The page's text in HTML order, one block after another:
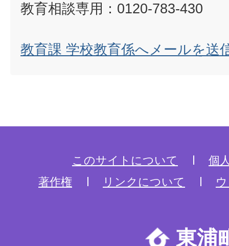
教育相談専用：0120-783-430
教育課 学校教育係へメールを送
このサイトについて
個
著作権
リンクについて
東浦